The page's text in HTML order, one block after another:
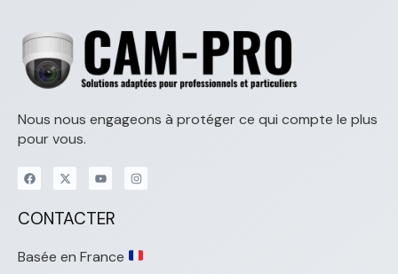
Nous nous engageons à protéger ce qui compte le plus
pour vous.
CONTACTER
Basée en France